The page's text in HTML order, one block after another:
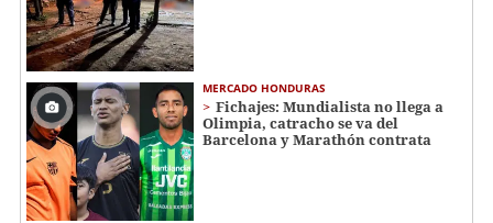
MERCADO HONDURAS
Fichajes: Mundialista no llega a
Olimpia, catracho se va del
Barcelona y Marathón contrata